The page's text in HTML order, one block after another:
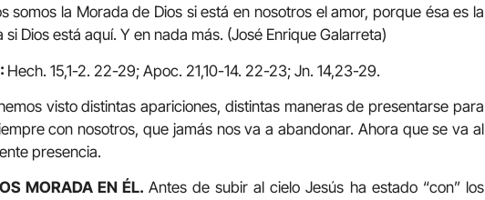
somos la Morada de Dios si está en nosotros el amor, porque ésa es la
Dios está aquí. Y en nada más. (José Enrique Galarreta)
Hech. 15,1-2. 22-29; Apoc. 21,10-14. 22-23; Jn. 14,23-29.
visto distintas apariciones, distintas maneras de presentarse para
con nosotros, que jamás nos va a abandonar. Ahora que se va al
presencia.
MORADA EN ÉL. Antes de subir al cielo Jesús ha estado “con” los